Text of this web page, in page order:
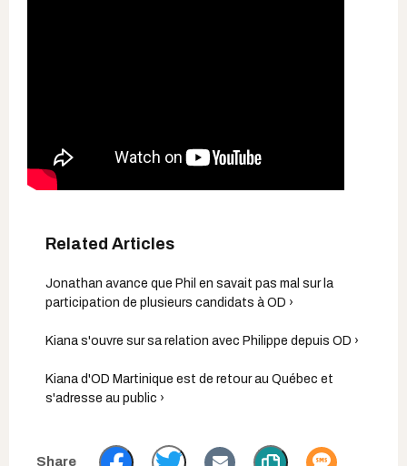
Jonathan avance que Phil en savait pas mal sur la
participation de plusieurs candidats à OD ›
Kiana s'ouvre sur sa relation avec Philippe depuis OD ›
Kiana d'OD Martinique est de retour au Québec et
s'adresse au public ›